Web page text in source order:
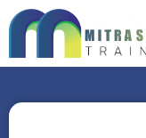
Lewati
ke